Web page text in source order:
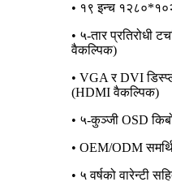
• १९ इन्च
• ५-तार प्रतिरोधी
वैकल्पिक)
• VGA र DVI
(HDMI वैकल्पिक)
• ५-कुञ्जी OSD
• OEM/ODM
• ५ वर्षको वारेन्टी